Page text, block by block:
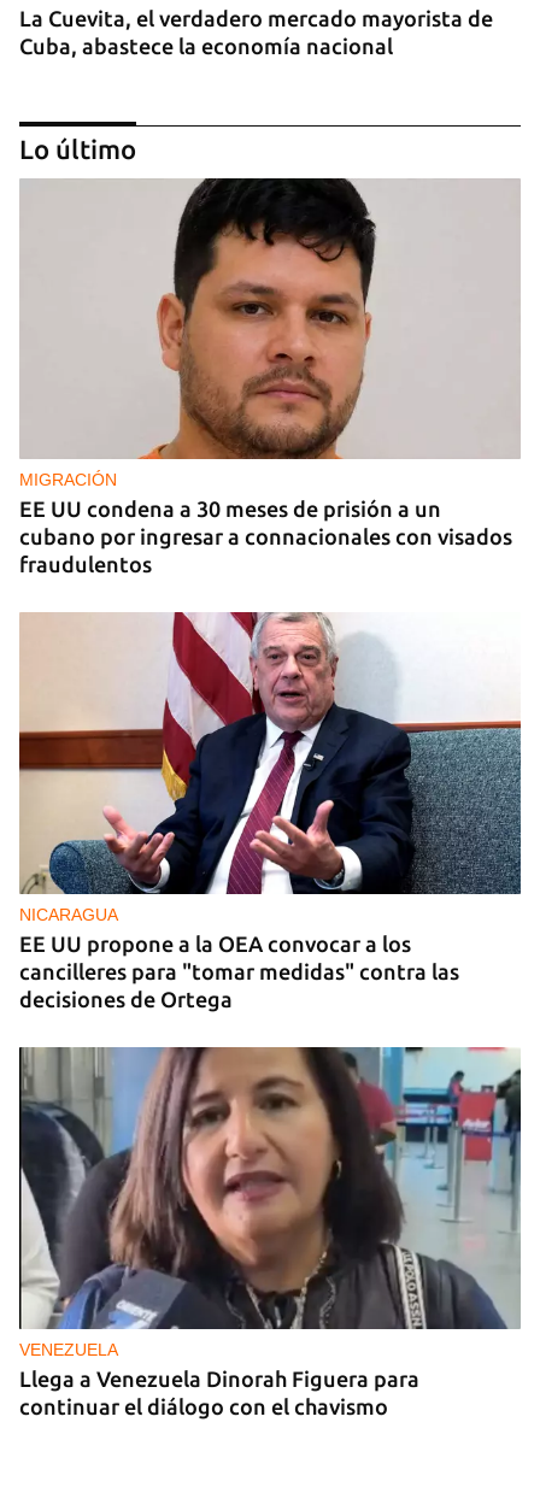
La Cuevita, el verdadero mercado mayorista de
Cuba, abastece la economía nacional
EE UU duplica sus ventas de combustible al
sector privado cubano
Lo último
MIGRACIÓN
EE UU condena a 30 meses de prisión a un
cubano por ingresar a connacionales con visados
fraudulentos
NICARAGUA
EE UU propone a la OEA convocar a los
cancilleres para "tomar medidas" contra las
decisiones de Ortega
VENEZUELA
Llega a Venezuela Dinorah Figuera para
continuar el diálogo con el chavismo